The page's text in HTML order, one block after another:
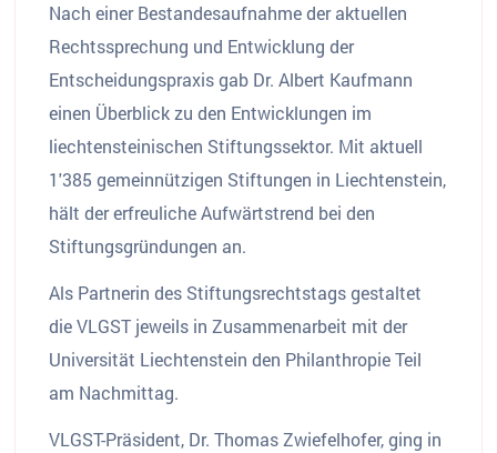
Nach einer Bestandesaufnahme der aktuellen
Rechtssprechung und Entwicklung der
Entscheidungspraxis gab Dr. Albert Kaufmann
einen Überblick zu den Entwicklungen im
liechtensteinischen Stiftungssektor. Mit aktuell
1'385 gemeinnützigen Stiftungen in Liechtenstein,
hält der erfreuliche Aufwärtstrend bei den
Stiftungsgründungen an.
Als Partnerin des Stiftungsrechtstags gestaltet
die VLGST jeweils in Zusammenarbeit mit der
Universität Liechtenstein den Philanthropie Teil
am Nachmittag.
VLGST-Präsident, Dr. Thomas Zwiefelhofer, ging in